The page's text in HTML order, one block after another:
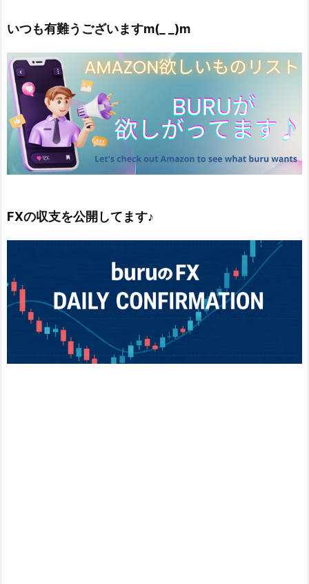
いつも有難うございますm(_ _)m
FXの収支を公開してます♪